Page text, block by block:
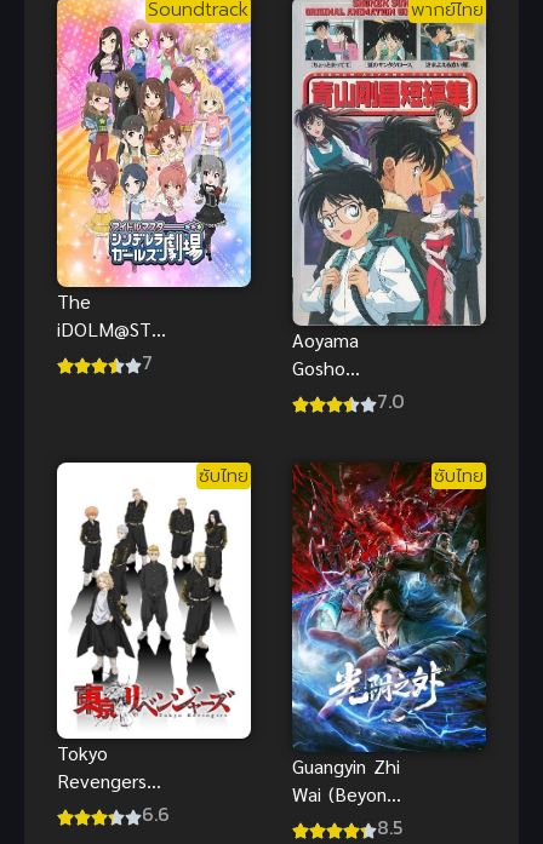
Soundtrack
The
iDOLM@STE
R
ดอลมาสเตอร์
ซินเดอเรลลา
เกิร์ลส์
เธียเตอร์
7
พากย์ไทย
Aoyama
Gosho
TanpenShu
า โกโช พากย์
ไทย ดู
ออนไลน์
7.0
ซับไทย
Tokyo
Revengers
โตเกียว รีเวน
6.6
ซับไทย
Guangyin Zhi
Wai (Beyond
Time’s Gaze)
8.5